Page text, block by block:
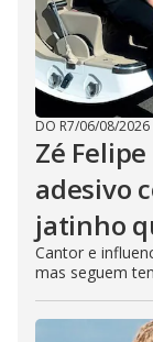
DO R7/06/08/2026
Zé
adesivo
jatinho
Cantor e
mas seguem